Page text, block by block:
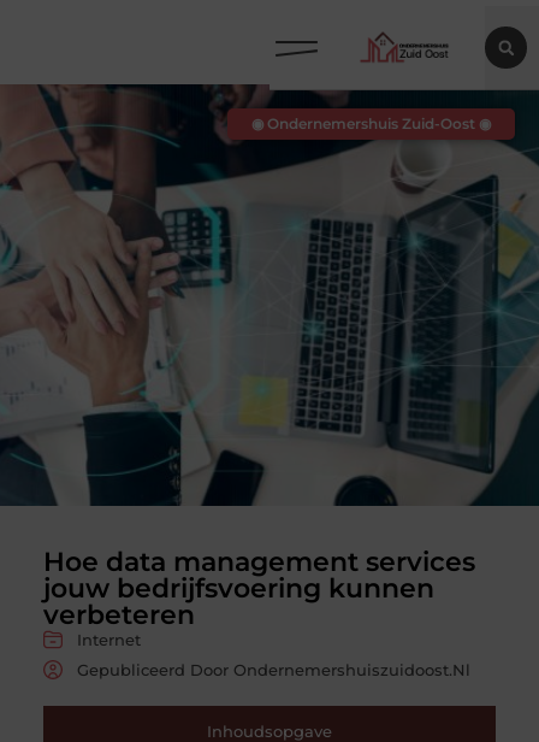
Hoe data management services
jouw bedrijfsvoering kunnen
verbeteren
Internet
Gepubliceerd Door Ondernemershuiszuidoost.nl
Inhoudsopgave
◉ Ondernemershuis Zuid-Oost ◉